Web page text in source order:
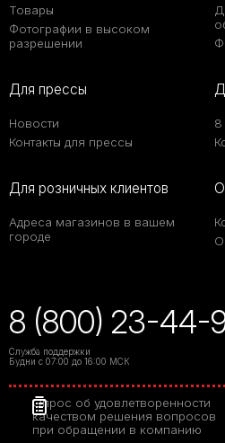
Товары
Фотографии в высоком
разрешении
Для прессы
Новости
Контакты для прессы
8
Для розничных клиентов
Адреса магазинов в вашем
городе
8 (800) 23-44-
Служба поддержки
Будни с 07:00 до 16:00 МСК
Опрос об удовлетворенности
качеством решения вопросов
при обращении в компанию